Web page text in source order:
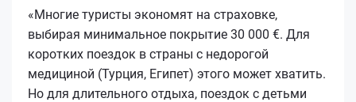
«Многие туристы экономят на страховке,
выбирая минимальное покрытие 30 000 €. Для
коротких поездок в страны с недорогой
медициной (Турция, Египет) этого может хватить.
Но для длительного отдыха, поездок с детьми